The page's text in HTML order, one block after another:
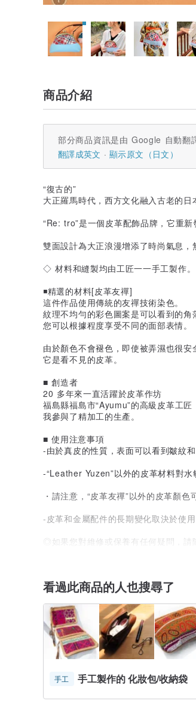
商品介紹
部分商品資訊是由 Google 自動翻
翻譯成英文
顯示原文（日文）
“復古的”
大正羅馬時代，西方文化融入古老的
“Re: tro”是一個皮革配飾品牌，它重新
雙面設計為大正浪漫增添了時尚氣息，
◇ 材料和縫製均由工匠一一手工製作。
◾️精選的材料[皮革友禪]
這件作品使用傳統的友禪技術染色。
紋理不均勻的彩色圖案是可以看到的角
您可以根據程度享受不同的面部表情。
由於顏色不會褪色，即使被弄濕也很安
它是看不見的皮革。
■ 創造者
20 多年來一直活躍於皮革作坊
福島縣福島市“Ayumu”的高級皮革工
我參與了精加工的生產。
■ 使用注意事項
-由於真皮的性質，表面可以看到皺紋
-“Leather Yuzen”以外的皮革材料對水
・請注意，“皮革友禪”以外的皮革顏
-皮革和金屬配件的長期變化取決於使用
◎如果您對維修或保養有任何疑問，
********************
▪️“對工作的承諾”
材料和縫紉都是由工匠一一手工製作。
▪️“對人類和環境友好的可持續社會”
感受自然與人類聯繫的機會
▪️“原創”
看過此商品的人也搜尋了
手工 手工製作的 化妝包/收納袋